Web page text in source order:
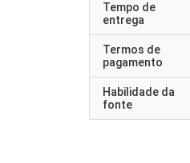
Tempo de
entrega
Termos de
pagamento
Habilidade da
fonte